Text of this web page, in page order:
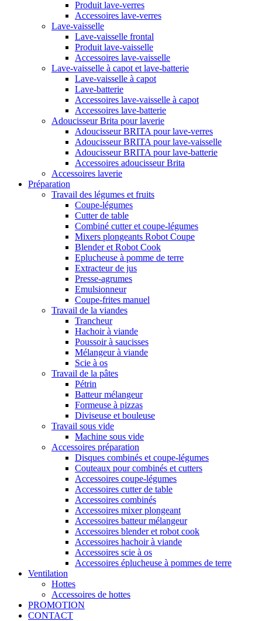
Produit lave-verres
Accessoires lave-verres
Lave-vaisselle
Lave-vaisselle frontal
Produit lave-vaisselle
Accessoires lave-vaisselle
Lave-vaisselle à capot et lave-batterie
Lave-vaisselle à capot
Lave-batterie
Accessoires lave-vaisselle à capot
Accessoires lave-batterie
Adoucisseur Brita pour laverie
Adoucisseur BRITA pour lave-verres
Adoucisseur BRITA pour lave-vaisselle
Adoucisseur BRITA pour lave-batterie
Accessoires adoucisseur Brita
Accessoires laverie
Préparation
Travail des légumes et fruits
Coupe-légumes
Cutter de table
Combiné cutter et coupe-légumes
Mixers plongeants Robot Coupe
Blender et Robot Cook
Eplucheuse à pomme de terre
Extracteur de jus
Presse-agrumes
Emulsionneur
Coupe-frites manuel
Travail de la viandes
Trancheur
Hachoir à viande
Poussoir à saucisses
Mélangeur à viande
Scie à os
Travail de la pâtes
Pétrin
Batteur mélangeur
Formeuse à pizzas
Diviseuse et bouleuse
Travail sous vide
Machine sous vide
Accessoires préparation
Disques combinés et coupe-légumes
Couteaux pour combinés et cutters
Accessoires coupe-légumes
Accessoires cutter de table
Accessoires combinés
Accessoires mixer plongeant
Accessoires batteur mélangeur
Accessoires blender et robot cook
Accessoires hachoir à viande
Accessoires scie à os
Accessoires éplucheuse à pommes de terre
Ventilation
Hottes
Accessoires de hottes
PROMOTION
CONTACT